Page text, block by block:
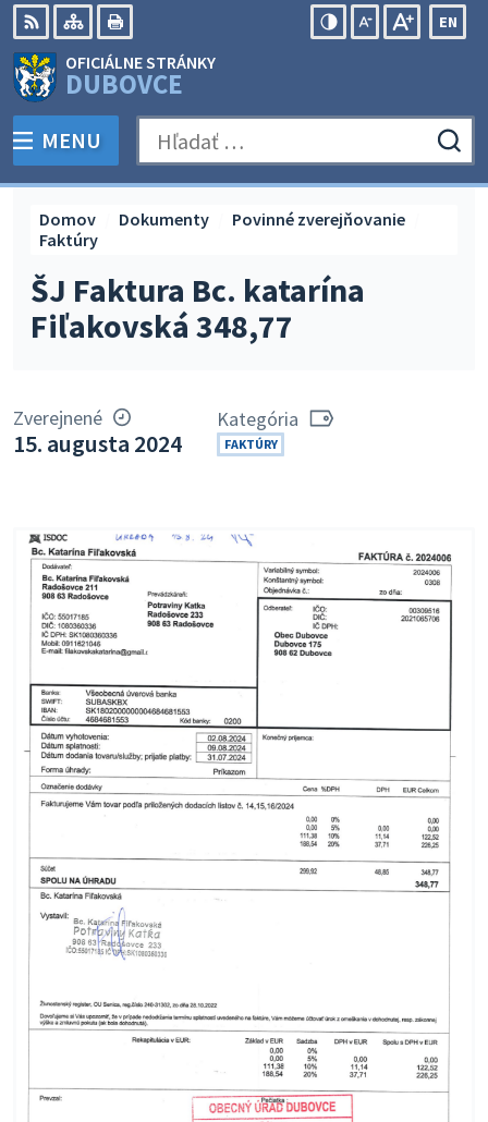
Preskočiť
na
obsah
RSS Mapa
EN
OFICIÁLNE STRÁNKY
DUBOVCE
PREPNÚŤ
MENU Hľadať:
ŠJ Faktura Bc. katarína
Fiľakovská 348,77
Domov Dokumenty
Povinné zverejňovanie
Faktúry
Zverejnené
15. augusta 2024
Kategória
FAKTÚRY